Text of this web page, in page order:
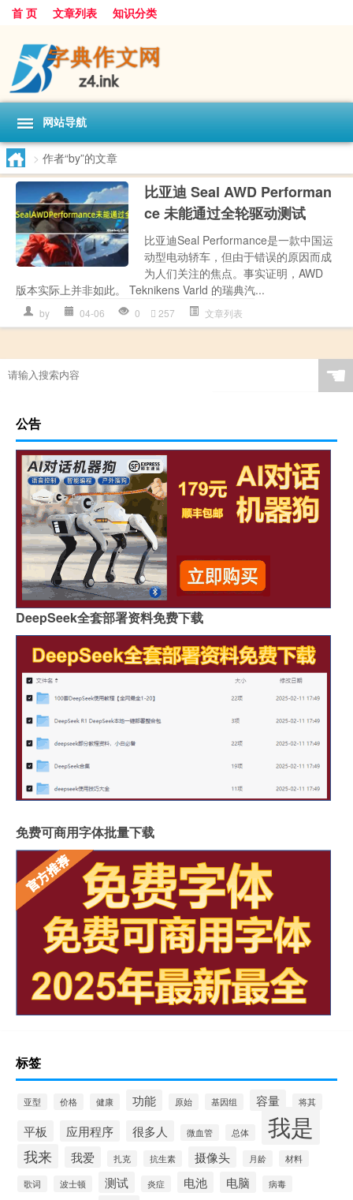
首 页 文章列表 知识分类
网站导航
> 作者“by”的文章
比亚迪 Seal AWD Performan
ce 未能通过全轮驱动测试
比亚迪Seal Performance是一款中国运
动型电动轿车，但由于错误的原因而成
为人们关注的焦点。事实证明，AWD
版本实际上并非如此。 Teknikens Varld 的瑞典汽...
by 04-06 0 257 文章列表
☚
公告
DeepSeek全套部署资料免费下载
免费可商用字体批量下载
标签
亚型 价格 健康 功能 原始 基因组 容量 将其
平板 应用程序 很多人 微血管 总体 我是
我来 我爱 扎克 抗生素 摄像头 月龄 材料
歌词 波士顿 测试 炎症 电池 电脑 病毒